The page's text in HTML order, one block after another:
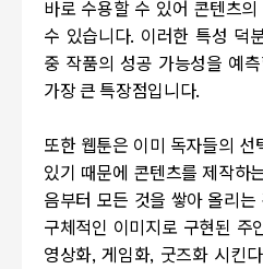
바로 수용할 수 있어 콘텐츠
수 있습니다. 이러한 특성 덕
중 작품의 성공 가능성을 예
가장 큰 특장점입니다.
또한 웹툰은 이미 독자들의 선
있기 때문에 콘텐츠를 제작하
음부터 모든 것을 쌓아 올리는
구체적인 이미지로 구현된 주
영상화,게임화, 굿즈화 시킨